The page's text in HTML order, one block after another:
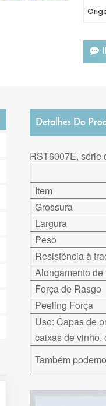
Detalhes Do
RST6007E, série
Item
Grossura
Largura
Peso
Resistência à
Alongamento de
Força de Rasgo
Peeling Força
Uso: Capas de
caixas de vinho,
Também